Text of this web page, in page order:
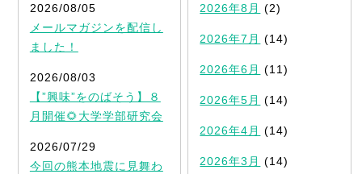
2026/08/05
メールマガジンを配信し
ました！
2026/08/03
【”興味”をのばそう】８
月開催🌻大学学部研究会
2026/07/29
今回の熊本地震に見舞わ
2026年8月 (2)
2026年7月 (14)
2026年6月 (11)
2026年5月 (14)
2026年4月 (14)
2026年3月 (14)